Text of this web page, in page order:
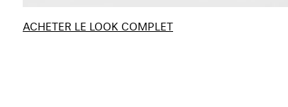
ACHETER LE LOOK COMPLET